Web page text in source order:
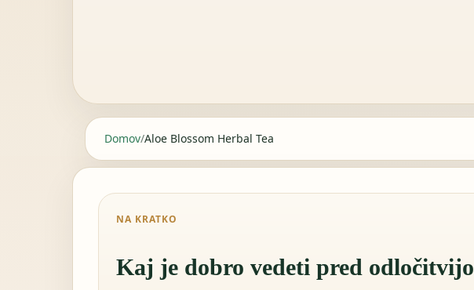
Domov/Aloe Blossom Herbal Tea
NA KRATKO
Kaj je dobro vedeti pred odločitvijo